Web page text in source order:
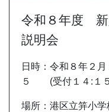
令和８年度
説明会
日時：令和８年２
５ (受付１４:１
場所：港区立笄小